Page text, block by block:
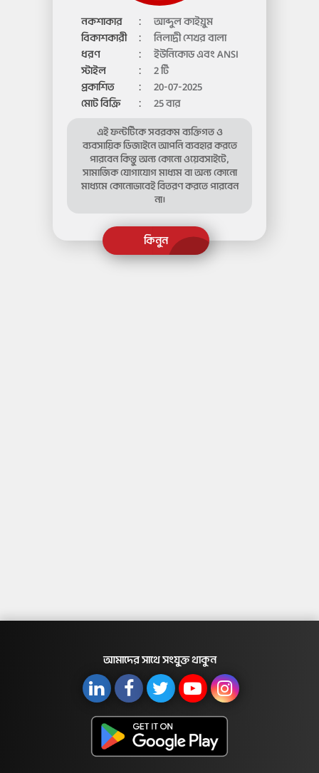
নকশাকার :
আব্দুল কাইয়ুম
বিকাশকারী
:
নিলাদ্রী শেখর বালা
ধরণ
:
ইউনিকোড এবং ANSI
স্টাইল
:
2 টি
প্রকাশিত
:
20-07-2025
মোট বিক্রি
: 25 বার
এই ফন্টটিকে সবরকম ব্যক্তিগত ও
ব্যবসায়িক ডিজাইনে আপনি ব্যবহার করতে
পারবেন কিন্তু অন্য কোনো ওয়েবসাইটে,
সামাজিক যোগাযোগ মাধ্যম বা অন্য কোনো
মাধ্যমে কোনোভাবেই বিতরণ করতে পারবেন
না।
আমাদের সাথে সংযুক্ত থাকুন